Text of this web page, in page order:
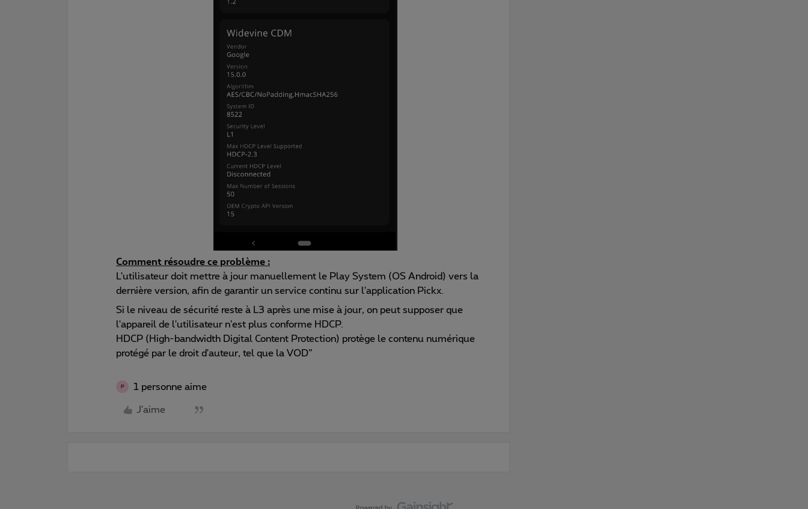
Comment résoudre ce problème :
L'utilisateur doit mettre à jour manuellement le Play System (OS Android) vers la
dernière version, afin de garantir un service continu sur l'application Pickx.
Si le niveau de sécurité reste à L3 après une mise à jour, on peut supposer que
l'appareil de l'utilisateur n'est plus conforme HDCP.
HDCP (High-bandwidth Digital Content Protection) protège le contenu numérique
protégé par le droit d'auteur, tel que la VOD”
P 1 personne aime
J'aime